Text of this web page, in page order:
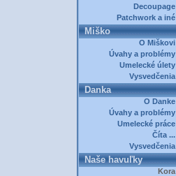
Decoupage
Patchwork a iné
Miško
O Miškovi
Úvahy a problémy
Umelecké úlety
Vysvedčenia
Danka
O Danke
Úvahy a problémy
Umelecké práce
Číta ...
Vysvedčenia
Naše havuľky
Kora